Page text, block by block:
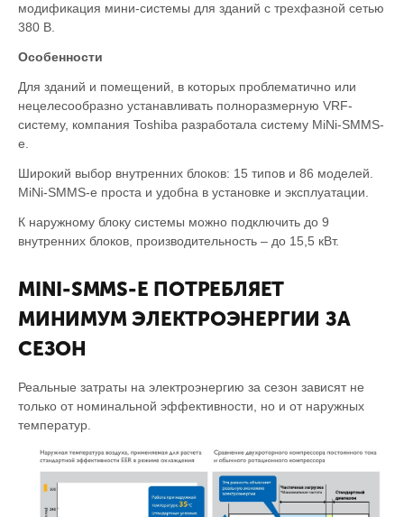
модификация мини-системы для зданий с трехфазной сетью
380 В.
Особенности
Для зданий и помещений, в которых проблематично или
нецелесообразно устанавливать полноразмерную VRF-
систему, компания Toshiba разработала систему MiNi-SMMS-
e.
Широкий выбор внутренних блоков: 15 типов и 86 моделей.
MiNi-SMMS-e проста и удобна в установке и эксплуатации.
К наружному блоку системы можно подключить до 9
внутренних блоков, производительность – до 15,5 кВт.
MINI-SMMS-E ПОТРЕБЛЯЕТ
МИНИМУМ ЭЛЕКТРОЭНЕРГИИ ЗА
СЕЗОН
Реальные затраты на электроэнергию за сезон зависят не
только от номинальной эффективности, но и от наружных
температур.